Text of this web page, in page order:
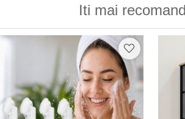
Iti mai